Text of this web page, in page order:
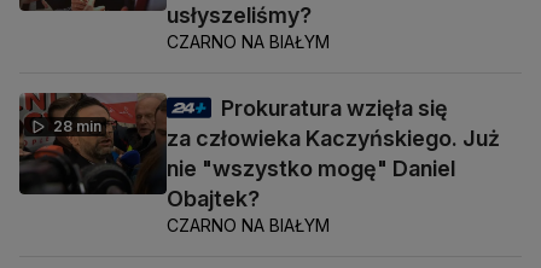
usłyszeliśmy?
CZARNO NA BIAŁYM
28 min
Prokuratura wzięła się
za człowieka Kaczyńskiego. Już
nie "wszystko mogę" Daniel
Obajtek?
CZARNO NA BIAŁYM